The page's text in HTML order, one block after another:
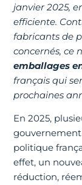
janvier 2025,
efficiente.
fabricants de
concernés, ce
emballages
français qui
prochaines
En 2025,
politique
effet, un
réduction,